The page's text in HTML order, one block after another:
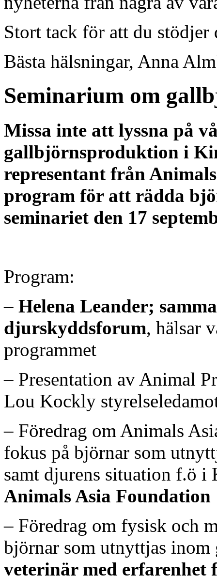
Stort tack för att du stödjer
Bästa hälsningar, Anna
Seminarium om
Missa inte att lyssna på
gallbjörnsproduktion i
representant från
program för att rädda
seminariet den 17
Program:
– Helena Leander;
djurskyddsforum, hälsar
programmet
– Presentation av Animal
Lou Kockly
– Föredrag om Animals
fokus på björnar som
samt djurens situation f.ö
Animals Asia Foundation
– Föredrag om fysisk och
björnar som utnyttjas
veterinär med